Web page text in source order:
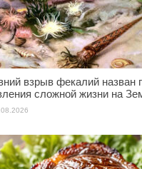
взрыв фекалий назван
сложной жизни на